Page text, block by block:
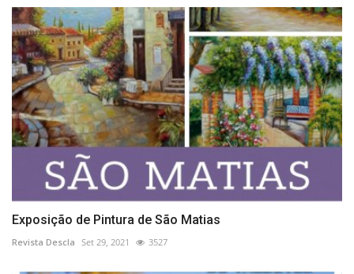
Exposição de Pintura de São Matias
Revista Descla Set 29, 2021 3527